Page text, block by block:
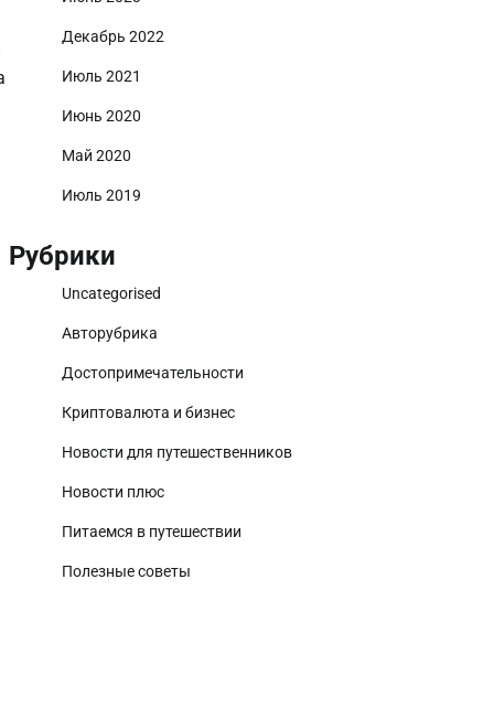
Декабрь 2022
Июль 2021
Июнь 2020
Май 2020
Июль 2019
Рубрики
Uncategorised
Авторубрика
Достопримечательности
Криптовалюта и бизнес
Новости для путешественников
Новости плюс
Питаемся в путешествии
Полезные советы